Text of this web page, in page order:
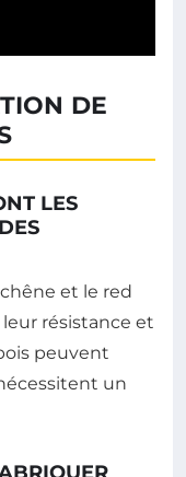
DE
LES
et le red
résistance et
peuvent
un